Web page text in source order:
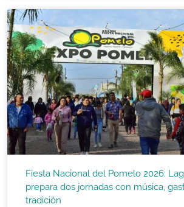
Fiesta Nacional del Pomelo 2026:
prepara dos jornadas con música,
tradición